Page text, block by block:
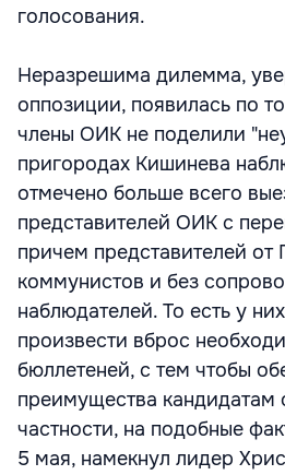
голосования.
Неразрешима дилемма,
оппозиции, появилась по
члены ОИК не поделили
пригородах Кишинева
отмечено больше всего
представителей ОИК с
причем представителей от
коммунистов и без
наблюдателей. То есть у
произвести вброс
бюллетеней, с тем чтобы
преимущества
частности, на подобные
5 мая, намекнул лидер